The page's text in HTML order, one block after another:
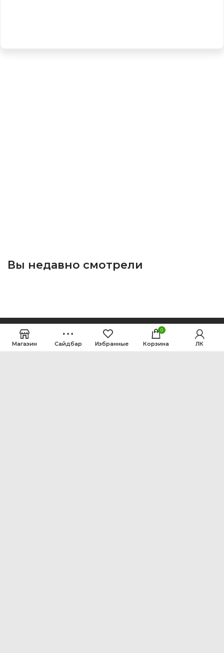
Вы недавно смотрели
Магазин Сайдбар Избранные
0
Корзина ЛК